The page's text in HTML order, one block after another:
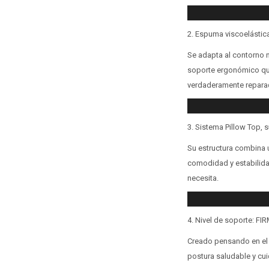
2. Espuma
Se adapta al contorno
soporte ergonómico
verdaderamente
3. Sistema Pillow Top,
Su estructura combina
comodidad y
necesita.
4. Nivel de soporte:
Creado pensando en
postura saludable y